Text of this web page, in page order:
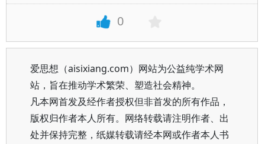
0
爱思想（aisixiang.com）网站为公益纯学术网
站，旨在推动学术繁荣、塑造社会精神。
凡本网首发及经作者授权但非首发的所有作品，
版权归作者本人所有。网络转载请注明作者、出
处并保持完整，纸媒转载请经本网或作者本人书